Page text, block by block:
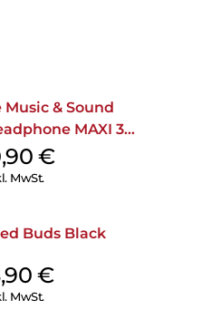
& Sound
MAXI 3
€
MwSt.
Buds Black
€
MwSt.